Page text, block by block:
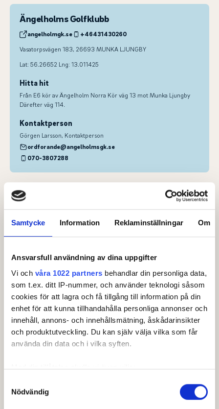
Samtycke Information Reklaminställningar Om
Ansvarsfull användning av dina uppgifter
Vi och våra 1022 partners behandlar din personliga data,
som t.ex. ditt IP-nummer, och använder teknologi såsom
cookies för att lagra och få tillgång till information på din
enhet för att kunna tillhandahålla personliga annonser och
innehåll, annons- och innehållsmätning, åskådarinsikter
och produktutveckling. Du kan själv välja vilka som får
använda din data och i vilka syften.
Med din tillåtelse skulle vi även vilja:
kan ha en noggrannhet på upp till flera meter
Nödvändig
Ängelholms Golfklubb
angelholmgk.se
+46431430260
Vasatorpsvägen 183, 26693 MUNKA LJUNGBY
Lat: 56.26652 Lng: 13.011425
Hitta hit
Från E6 kör av Ängelholm Norra Kör väg 13 mot Munka Ljungby
Därefter väg 114.
Kontaktperson
Görgen Larsson, Kontaktperson
ordforande@angelholmsgk.se
070-3807288
Klasser & ronder
Klass
HCP
Damer: +8.0 - 15.0
Ålder
Damer: 22-99
Spelform
Singel
Klasstyp